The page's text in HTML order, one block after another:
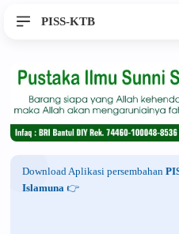
PISS-KTB
Download Aplikasi persembahan
Islamuna 👉